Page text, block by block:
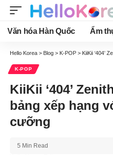
Văn hóa Hàn Quốc Ẩm
Hello Korea > Blog > K-POP > KiiKii ‘404’
K-POP
KiiKii ‘404’
bảng xếp hạng
cưỡng
5 Min Read